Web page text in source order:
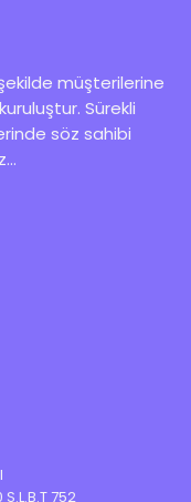
müşterilerine
Sürekli
söz sahibi
752